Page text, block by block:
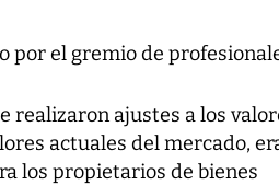
por el gremio de
realizaron ajustes a los
actuales del mercado,
los propietarios de bienes